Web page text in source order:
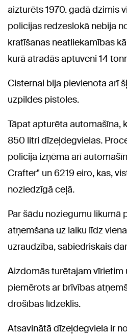
aizturēts 1970. gadā dzimis
policijas redzeslokā nebija
kratīšanas neatliekamības
kurā atradās aptuveni 14
Cisternai bija pievienota arī
uzpildes pistoles.
Tāpat apturēta automašīna,
850 litri dīzeļdegvielas.
policija izņēma arī
Crafter" un 6219 eiro, kas,
noziedzīgā ceļā.
Par šādu noziegumu likumā
atņemšana uz laiku līdz
uzraudzība, sabiedriskais
Aizdomās turētajam vīrietim
piemērots ar brīvības
drošības līdzeklis.
Atsavinātā dīzeļdegviela ir